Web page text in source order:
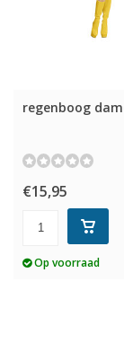
regenboog
€15,95
Op voorraad